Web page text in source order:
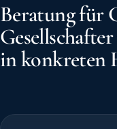
Beratung für
in konkreten